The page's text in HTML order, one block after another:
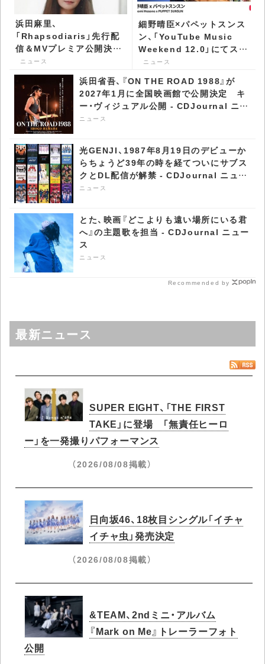
浜田麻里、
「Rhapsodiaris」先行配
信＆MVプレミア公開決
定 『BURRN!』9月号で表
紙＆巻頭に登場 -
CDJournal ニュース
ニュース
細野晴臣×パペットスンス
ン、「YouTube Music
Weekend 12.0」にてスペ
シャルトークが実現 -
ニュース
浜田省吾、『ON THE ROAD 1988』が
2027年1月に全国映画館で公開決定 キ
ー・ヴィジュアル公開 - CDJournal ニュ
ース
ニュース
光GENJI、1987年8月19日のデビューか
らちょうど39年の時を経てついにサブス
クとDL配信が解禁 - CDJournal ニュー
ス
ニュース
とた、映画『どこよりも遠い場所にいる君
へ』の主題歌を担当 - CDJournal ニュー
ス
ニュース
Recommended by
最新ニュース
SUPER EIGHT、「THE FIRST
TAKE」に登場 「無責任ヒーロ
ー」を一発撮りパフォーマンス
（2026/08/08掲載）
日向坂46、18枚目シングル「イチャ
イチャ虫」発売決定
（2026/08/08掲載）
&TEAM、2ndミニ・アルバム
『Mark on Me』トレーラーフォト
公開